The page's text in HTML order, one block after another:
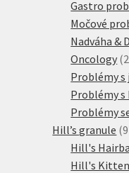
Gastro
Močové
Nadváha &
Oncology 2
Problémy s
Problémy s
Problémy
Hill’s granule
Hill's
Hill's Kitten